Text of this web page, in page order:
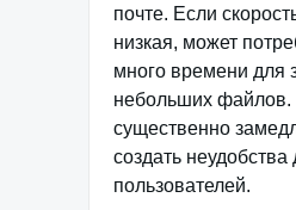
почте. Если
низкая, может
много времени для
небольших файлов.
существенно
создать неудобства
пользователей.